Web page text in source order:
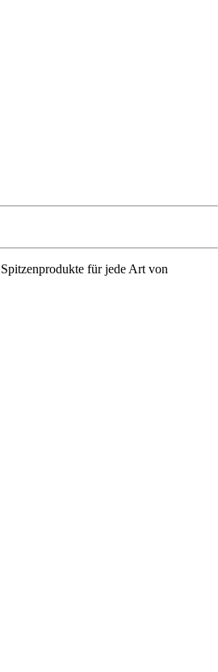
für jede Art von